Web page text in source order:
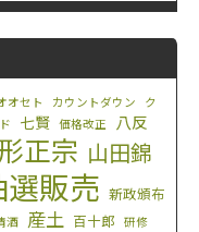
オセト カウントダウン
ク
七賢 価格改正
八反
正宗 山田錦
選販売 新政頒布
酒 産土 百十郎 研修